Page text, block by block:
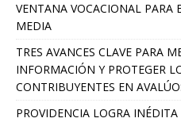
VENTANA VOCACIONAL PARA
MEDIA
TRES AVANCES CLAVE PARA
INFORMACIÓN Y PROTEGER
CONTRIBUYENTES EN
PROVIDENCIA LOGRA